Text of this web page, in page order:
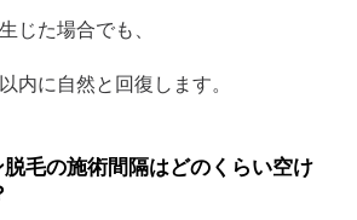
じた場合でも、
内に自然と回復します。
毛の施術間隔はどのくらい空け